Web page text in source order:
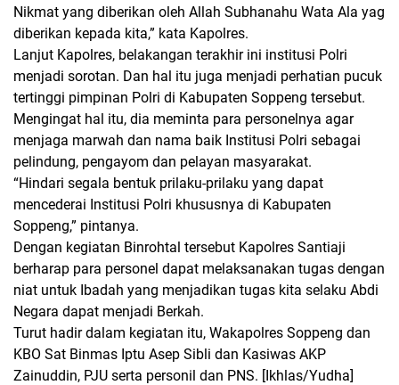
Nikmat yang diberikan oleh Allah Subhanahu Wata Ala yag
diberikan kepada kita,” kata Kapolres.
Lanjut Kapolres, belakangan terakhir ini institusi Polri
menjadi sorotan. Dan hal itu juga menjadi perhatian pucuk
tertinggi pimpinan Polri di Kabupaten Soppeng tersebut.
Mengingat hal itu, dia meminta para personelnya agar
menjaga marwah dan nama baik Institusi Polri sebagai
pelindung, pengayom dan pelayan masyarakat.
“Hindari segala bentuk prilaku-prilaku yang dapat
mencederai Institusi Polri khususnya di Kabupaten
Soppeng,” pintanya.
Dengan kegiatan Binrohtal tersebut Kapolres Santiaji
berharap para personel dapat melaksanakan tugas dengan
niat untuk Ibadah yang menjadikan tugas kita selaku Abdi
Negara dapat menjadi Berkah.
Turut hadir dalam kegiatan itu, Wakapolres Soppeng dan
KBO Sat Binmas Iptu Asep Sibli dan Kasiwas AKP
Zainuddin, PJU serta personil dan PNS. [Ikhlas/Yudha]